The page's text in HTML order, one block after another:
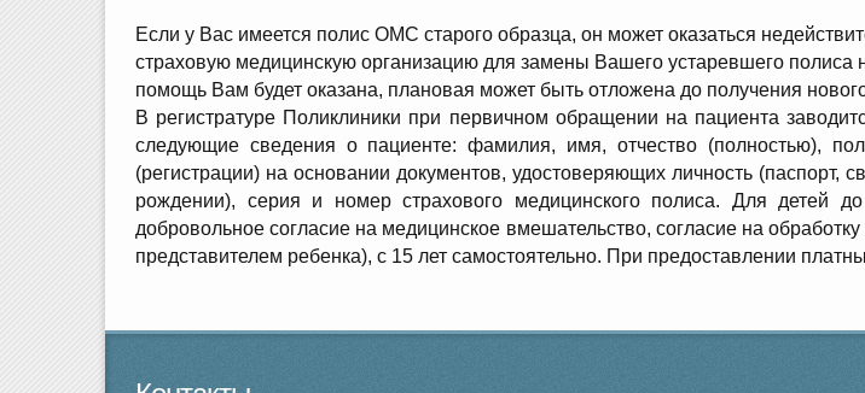
Если у Вас имеется полис ОМС старого образца, он может оказаться
страховую медицинскую организацию для замены Вашего устаревшего
помощь Вам будет оказана, плановая может быть отложена до получения
В регистратуре Поликлиники при первичном обращении на пациента
следующие сведения о пациенте: фамилия, имя, отчество (полностью),
(регистрации) на основании документов, удостоверяющих личность (паспорт,
рождении), серия и номер страхового медицинского полиса. Для детей
добровольное согласие на медицинское вмешательство, согласие на
представителем ребенка), с 15 лет самостоятельно. При предоставлении